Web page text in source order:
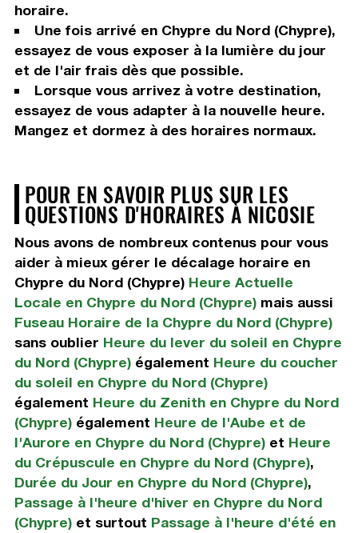
horaire.
Une fois arrivé en Chypre du Nord (Chypre),
essayez de vous exposer à la lumière du jour
et de l'air frais dès que possible.
Lorsque vous arrivez à votre destination,
essayez de vous adapter à la nouvelle heure.
Mangez et dormez à des horaires normaux.
POUR EN SAVOIR PLUS SUR LES
QUESTIONS D'HORAIRES À NICOSIE
Nous avons de nombreux contenus pour vous
aider à mieux gérer le décalage horaire en
Chypre du Nord (Chypre) Heure Actuelle
Locale en Chypre du Nord (Chypre)mais aussi
Fuseau Horaire de la Chypre du Nord (Chypre)
sans oublier Heure du lever du soleil en Chypre
du Nord (Chypre)également Heure du coucher
du soleil en Chypre du Nord (Chypre)
également Heure du Zenith en Chypre du Nord
(Chypre)également Heure de l'Aube et de
l'Aurore en Chypre du Nord (Chypre)et Heure
du Crépuscule en Chypre du Nord (Chypre),
Durée du Jour en Chypre du Nord (Chypre),
Passage à l'heure d'hiver en Chypre du Nord
(Chypre)et surtout Passage à l'heure d'été en